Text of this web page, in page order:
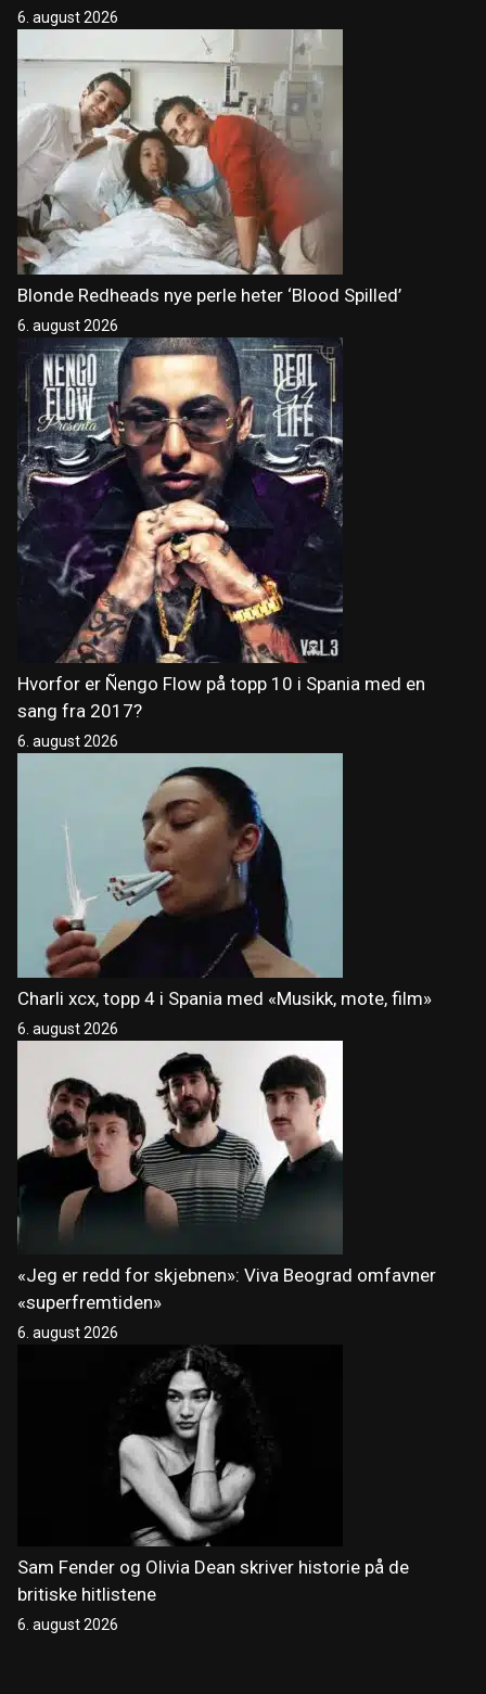
6. august 2026
Blonde Redheads nye perle heter ‘Blood Spilled’
6. august 2026
Hvorfor er Ñengo Flow på topp 10 i Spania med en
sang fra 2017?
6. august 2026
Charli xcx, topp 4 i Spania med «Musikk, mote, film»
6. august 2026
«Jeg er redd for skjebnen»: Viva Beograd omfavner
«superfremtiden»
6. august 2026
Sam Fender og Olivia Dean skriver historie på de
britiske hitlistene
6. august 2026